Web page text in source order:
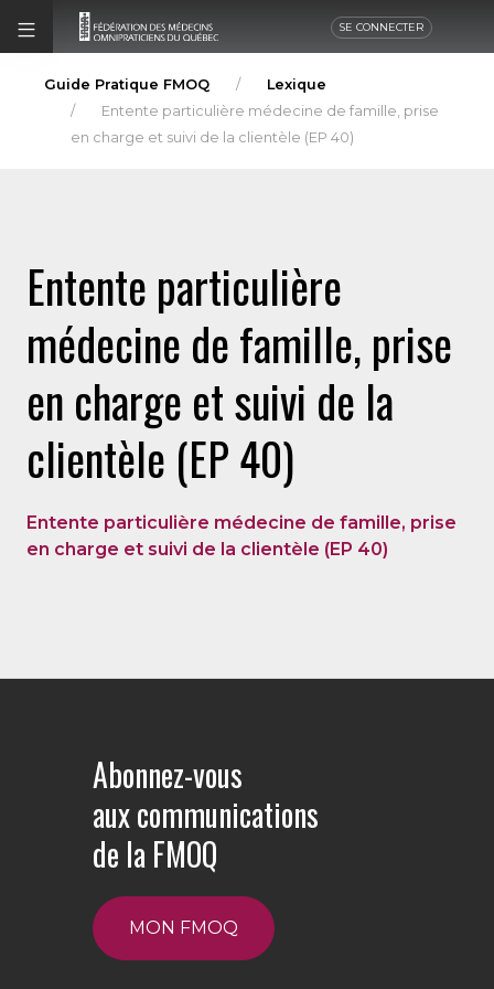
SE CONNECTER
Guide Pratique FMOQ
Lexique
Entente particulière médecine de famille, prise
en charge et suivi de la clientèle (EP 40)
Entente particulière
médecine de famille, prise
en charge et suivi de la
clientèle (EP 40)
Entente particulière médecine de famille, prise
en charge et suivi de la clientèle (EP 40)
Abonnez-vous
aux communications
de la FMOQ
MON FMOQ